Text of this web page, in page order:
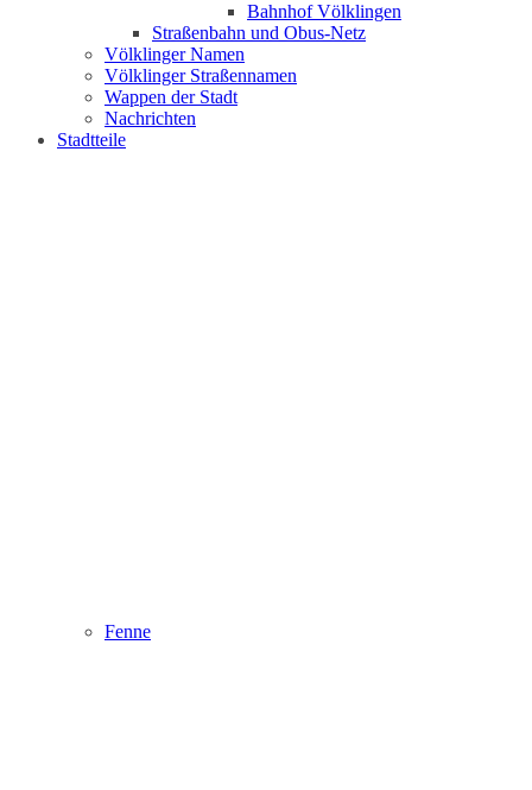
Bahnhof Völklingen
Straßenbahn und Obus-Netz
Völklinger Namen
Völklinger Straßennamen
Wappen der Stadt
Nachrichten
Stadtteile
Fenne